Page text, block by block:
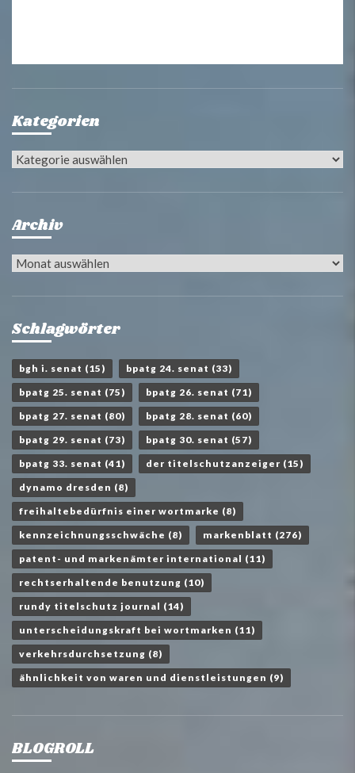
Kategorien
Kategorien
Archiv
Archiv
Schlagwörter
bgh i. senat (15) bpatg 24. senat (33)
bpatg 25. senat (75) bpatg 26. senat (71)
bpatg 27. senat (80) bpatg 28. senat (60)
bpatg 29. senat (73) bpatg 30. senat (57)
bpatg 33. senat (41) der titelschutzanzeiger (15)
dynamo dresden (8)
freihaltebedürfnis einer wortmarke (8)
kennzeichnungsschwäche (8) markenblatt (276)
patent- und markenämter international (11)
rechtserhaltende benutzung (10)
rundy titelschutz journal (14)
unterscheidungskraft bei wortmarken (11)
verkehrsdurchsetzung (8)
ähnlichkeit von waren und dienstleistungen (9)
BLOGROLL